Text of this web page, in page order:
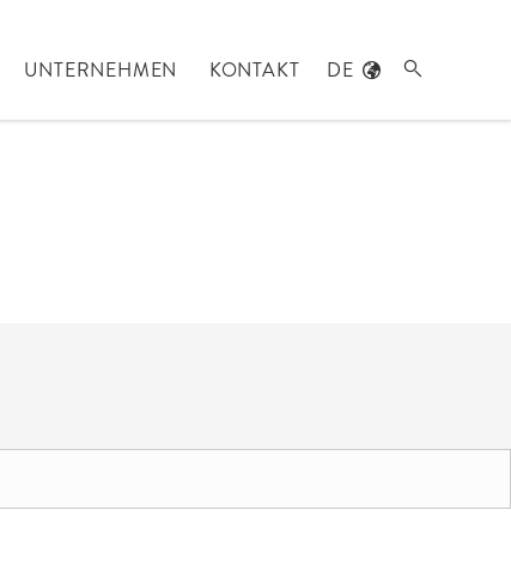
UNTERNEHMEN KONTAKT DE 